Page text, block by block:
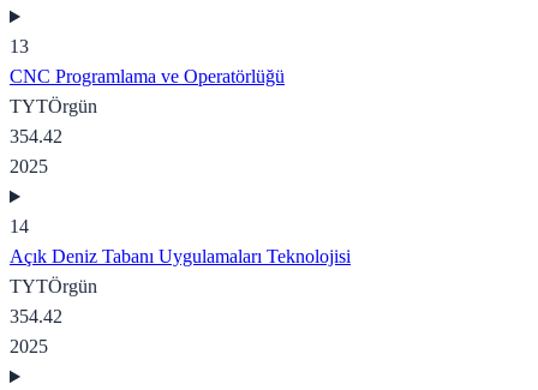
13
CNC Programlama ve Operatörlüğü
TYTÖrgün
354.42
2025
14
Açık Deniz Tabanı Uygulamaları Teknolojisi
TYTÖrgün
354.42
2025